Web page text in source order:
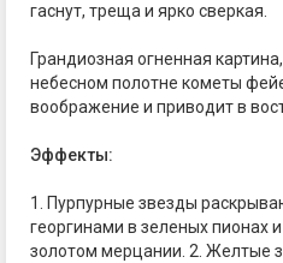
гаснут, треща и ярко сверкая.
Грандиозная огненная
небесном полотне кометы
воображение и приводит в
Эффекты:
1. Пурпурные звезды
георгинами в зеленых пионах
золотом мерцании. 2. Желтые